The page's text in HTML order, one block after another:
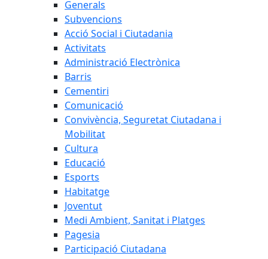
Generals
Subvencions
Acció Social i Ciutadania
Activitats
Administració Electrònica
Barris
Cementiri
Comunicació
Convivència, Seguretat Ciutadana i
Mobilitat
Cultura
Educació
Esports
Habitatge
Joventut
Medi Ambient, Sanitat i Platges
Pagesia
Participació Ciutadana